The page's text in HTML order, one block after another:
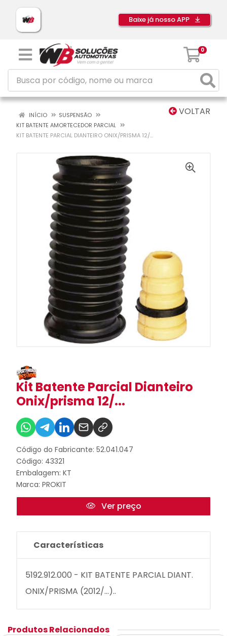
Baixe já nosso APP
0
VOLTAR
INÍCIO
SUSPENSÃO
KIT BATENTE AMORTECEDOR PARCIAL
KIT BATENTE PARCIAL DIANTEIRO ONIX/PRISMA 12/...
Kit Batente Parcial Dianteiro
Onix/prisma 12/...
Código do Fabricante: 52.041.047
Código: 43321
Embalagem: KT
Marca: PROKIT
Ver preço
Características
5192.912.000 - KIT BATENTE PARCIAL DIANT.
ONIX/PRISMA (2012/...)..
Produtos Relacionados